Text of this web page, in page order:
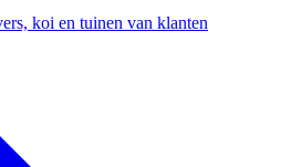
koi en tuinen van klanten